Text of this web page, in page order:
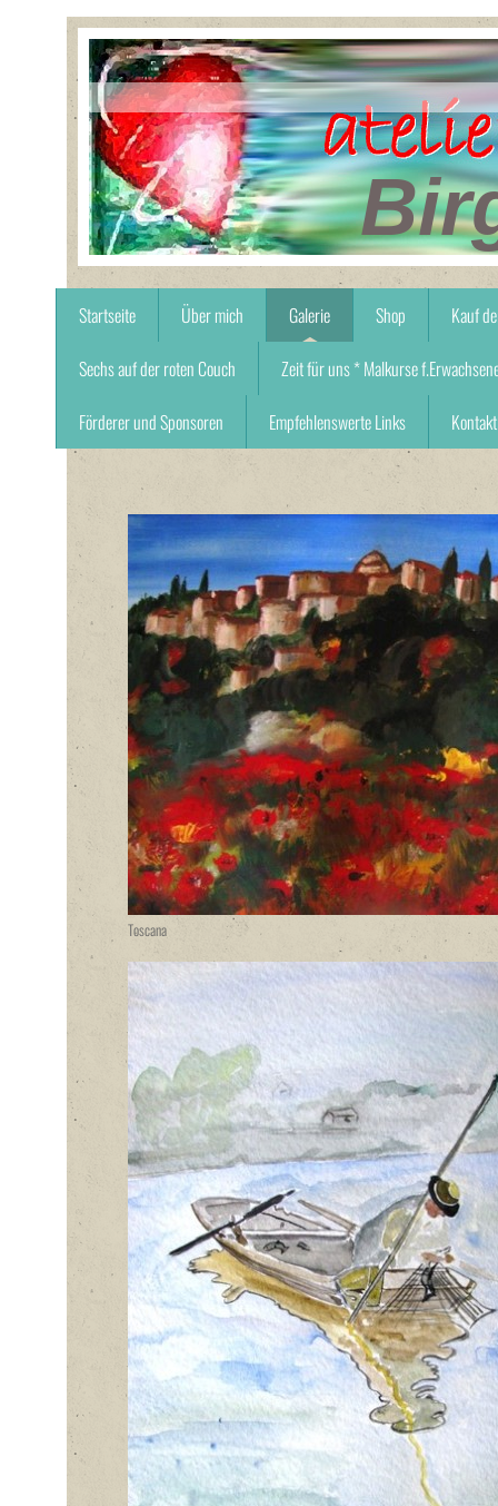
Startseite Über mich Galerie Shop
Kauf
Sechs auf der roten Couch
Zeit für uns * Malkurse
Förderer und Sponsoren
Empfehlenswerte Links Kontakt
Toscana